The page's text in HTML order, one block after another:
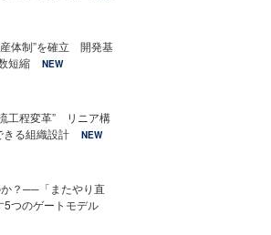
体制”を確立 開発基
短縮
NEW
工程変革” リニア構
る組織設計
NEW
か？──「またやり直
5つのゲートモデル